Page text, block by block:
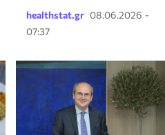
healthstat.gr 08.06.2026 -
07:37